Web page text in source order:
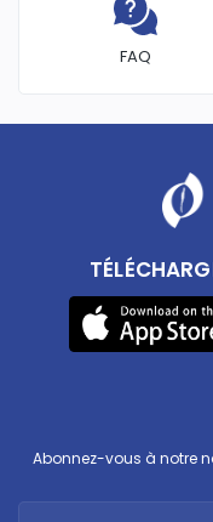
FAQ
Abonnez-vous à notre